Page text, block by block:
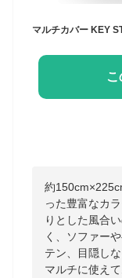
約
った豊富なカ
りとした風合
く、ソファー
テン、目隠し
マルチに使え